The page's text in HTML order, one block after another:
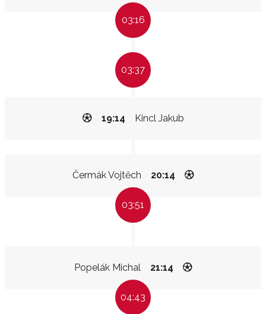
03:16
03:37
Kincl Jakub
19:14
Čermák Vojtěch 20:14
03:51
Popelák Michal 21:14
04:43